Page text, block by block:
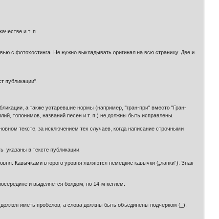
и т. п.
с фотохостинга. Не нужно выкладывать оригинал на всю страницу. Две и
публикации".
а также устаревшие нормы (например, "гран-при" вместо "Гран-
топонимов, названий песен и т. п.) не должны быть исправлены.
тексте, за исключением тех случаев, когда написание строчными
указаны в тексте публикации.
Кавычками второго уровня являются немецкие кавычки („лапки“). Знак
и выделяется болдом, но 14-м кеглем.
иметь пробелов, а слова должны быть объединены подчерком (_).